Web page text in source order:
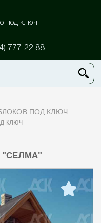
под ключ
777 22 88
ПОД КЛЮЧ
ключ
"СЕЛМА"